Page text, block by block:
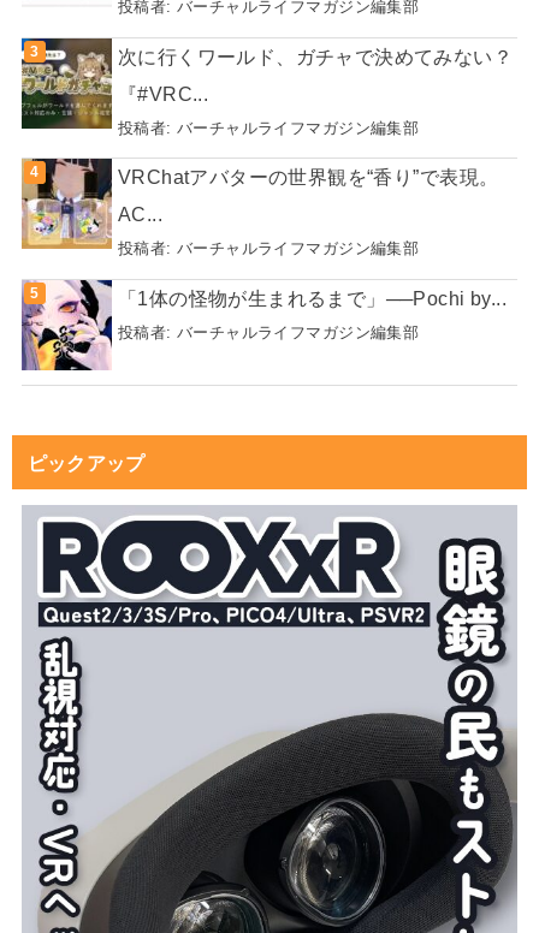
投稿者: バーチャルライフマガジン編集部
次に行くワールド、ガチャで決めてみない？
『#VRC...
投稿者: バーチャルライフマガジン編集部
VRChatアバターの世界観を“香り”で表現。
AC...
投稿者: バーチャルライフマガジン編集部
「1体の怪物が生まれるまで」──Pochi by...
投稿者: バーチャルライフマガジン編集部
ピックアップ